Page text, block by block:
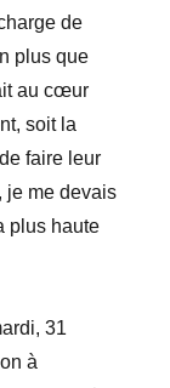
de
plus que
au cœur
soit la
faire leur
je me devais
plus haute
31
à